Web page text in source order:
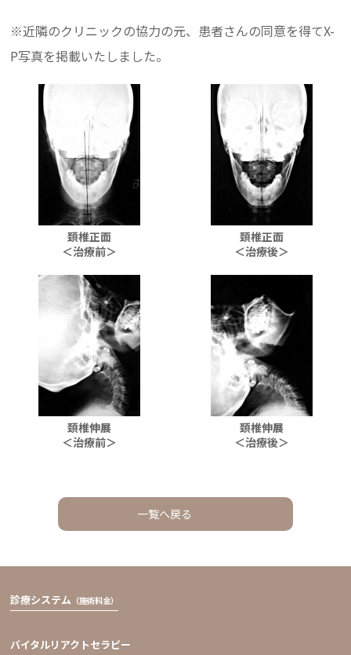
※近隣のクリニックの協力の元、患者さんの同意を得てX-
P写真を掲載いたしました。
頚椎正面
＜治療前＞
頚椎正面
＜治療後＞
頚椎伸展
＜治療前＞
頚椎伸展
＜治療後＞
一覧へ戻る
診療システム （施術料金）
バイタルリアクトセラピー